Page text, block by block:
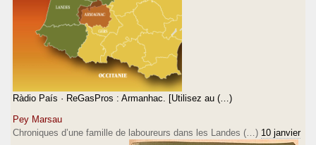
Ràdio País · ReGasPros : Armanhac. [Utilisez au (…)
Pey Marsau
Chroniques d’une famille de laboureurs dans les Landes (…) 10 janvier